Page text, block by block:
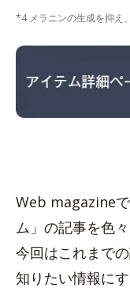
*4 メラニンの生成を抑え
Web magazine
ム」の記事を色
今回はこれまで
知りたい情報に